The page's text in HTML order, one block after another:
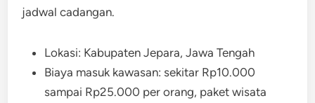
jadwal cadangan.
Lokasi: Kabupaten Jepara, Jawa Tengah
Biaya masuk kawasan: sekitar Rp10.000
sampai Rp25.000 per orang, paket wisata